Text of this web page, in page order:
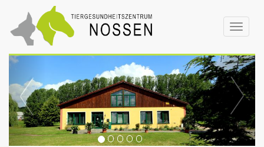
Toggle